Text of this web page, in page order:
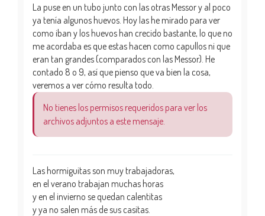
La puse en un tubo junto con las otras Messor y al poco
ya tenía algunos huevos. Hoy las he mirado para ver
como iban y los huevos han crecido bastante, lo que no
me acordaba es que estas hacen como capullos ni que
eran tan grandes (comparados con las Messor). He
contado 8 o 9, así que pienso que va bien la cosa,
veremos a ver cómo resulta todo.
No tienes los permisos requeridos para ver los
archivos adjuntos a este mensaje.
Las hormiguitas son muy trabajadoras,
en el verano trabajan muchas horas
y en el invierno se quedan calentitas
y ya no salen más de sus casitas.